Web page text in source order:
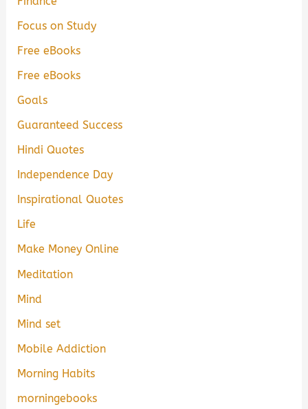
Focus on Study
Free eBooks
Free eBooks
Goals
Guaranteed Success
Hindi Quotes
Independence Day
Inspirational Quotes
Life
Make Money Online
Meditation
Mind
Mind set
Mobile Addiction
Morning Habits
morningebooks